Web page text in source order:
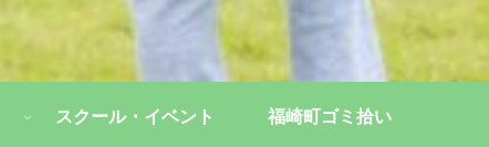
スクール・イベント 福崎町ゴミ拾い